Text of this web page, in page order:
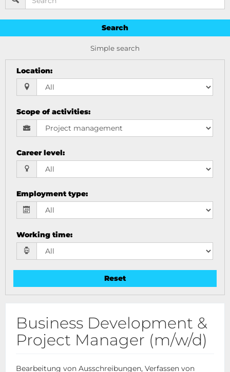
Search
Simple search
Location:
Scope of activities:
Career level:
Employment type:
Working time:
Reset
Business Development &
Project Manager (m/w/d)
Bearbeitung von Ausschreibungen, Verfassen von